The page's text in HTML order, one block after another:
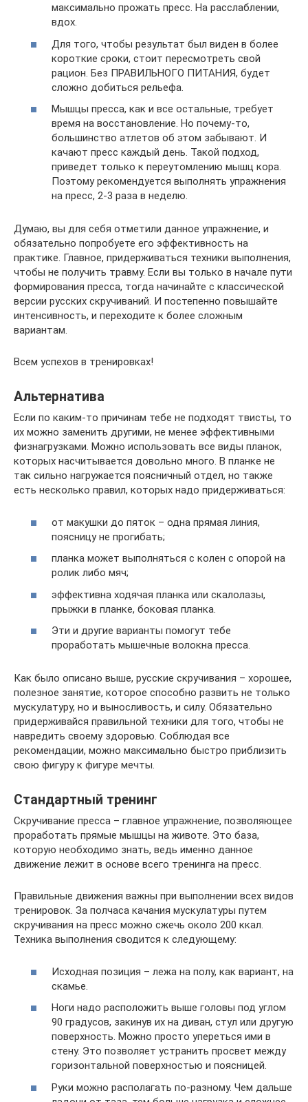
максимально прожать пресс. На расслаблении,
вдох.
Для того, чтобы результат был виден в более
короткие сроки, стоит пересмотреть свой
рацион. Без ПРАВИЛЬНОГО ПИТАНИЯ, будет
сложно добиться рельефа.
Мышцы пресса, как и все остальные, требует
время на восстановление. Но почему-то,
большинство атлетов об этом забывают. И
качают пресс каждый день. Такой подход,
приведет только к переутомлению мышц кора.
Поэтому рекомендуется выполнять упражнения
на пресс, 2-3 раза в неделю.
Думаю, вы для себя отметили данное упражнение, и
обязательно попробуете его эффективность на
практике. Главное, придерживаться техники выполнения,
чтобы не получить травму. Если вы только в начале пути
формирования пресса, тогда начинайте с классической
версии русских скручиваний. И постепенно повышайте
интенсивность, и переходите к более сложным
вариантам.
Всем успехов в тренировках!
Альтернатива
Если по каким-то причинам тебе не подходят твисты, то
их можно заменить другими, не менее эффективными
физнагрузками. Можно использовать все виды планок,
которых насчитывается довольно много. В планке не
так сильно нагружается поясничный отдел, но также
есть несколько правил, которых надо придерживаться:
от макушки до пяток – одна прямая линия,
поясницу не прогибать;
планка может выполняться с колен с опорой на
ролик либо мяч;
эффективна ходячая планка или скалолазы,
прыжки в планке, боковая планка.
Эти и другие варианты помогут тебе
проработать мышечные волокна пресса.
Как было описано выше, русские скручивания – хорошее,
полезное занятие, которое способно развить не только
мускулатуру, но и выносливость, и силу. Обязательно
придерживайся правильной техники для того, чтобы не
навредить своему здоровью. Соблюдая все
рекомендации, можно максимально быстро приблизить
свою фигуру к фигуре мечты.
Стандартный тренинг
Скручивание пресса – главное упражнение, позволяющее
проработать прямые мышцы на животе. Это база,
которую необходимо знать, ведь именно данное
движение лежит в основе всего тренинга на пресс.
Правильные движения важны при выполнении всех видов
тренировок. За полчаса качания мускулатуры путем
скручивания на пресс можно сжечь около 200 ккал.
Техника выполнения сводится к следующему:
Исходная позиция – лежа на полу, как вариант, на
скамье.
Ноги надо расположить выше головы под углом
90 градусов, закинув их на диван, стул или другую
поверхность. Можно просто упереться ими в
стену. Это позволяет устранить просвет между
горизонтальной поверхностью и поясницей.
Руки можно располагать по-разному. Чем дальше